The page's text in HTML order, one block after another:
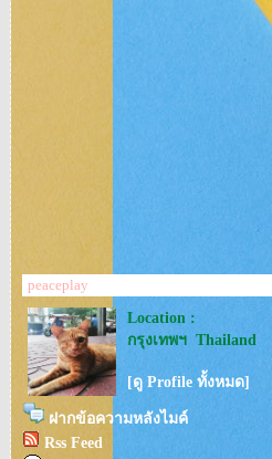
peaceplay
Location :
กรุงเทพฯ Thailand
[ดู Profile ทั้งหมด]
ฝากข้อความหลังไมค์
Rss Feed